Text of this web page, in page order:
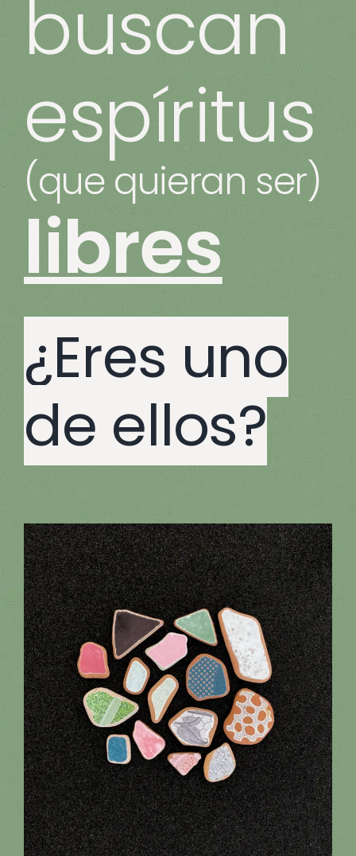
buscan
espíritus
(que quieran ser)
libres
¿Eres uno
de ellos?